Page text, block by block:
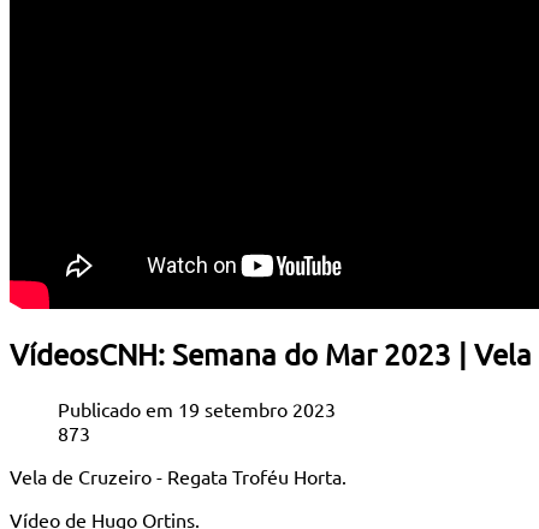
VídeosCNH: Semana do Mar 2023 |
Publicado em 19 setembro 2023
873
Vela de Cruzeiro - Regata Troféu Horta.
Vídeo de Hugo Ortins.